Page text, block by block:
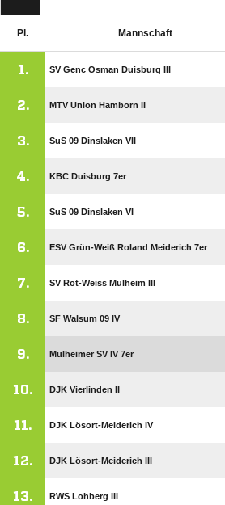
Pl. Mannschaft
1. SV Genc Osman Duisburg III
2. MTV Union Hamborn II
3. SuS 09 Dinslaken VII
4. KBC Duisburg 7er
5. SuS 09 Dinslaken VI
6. ESV Grün-Weiß Roland Meiderich 7er
7. SV Rot-Weiss Mülheim III
8. SF Walsum 09 IV
9. Mülheimer SV IV 7er
10. DJK Vierlinden II
11. DJK Lösort-Meiderich IV
12. DJK Lösort-Meiderich III
13. RWS Lohberg III